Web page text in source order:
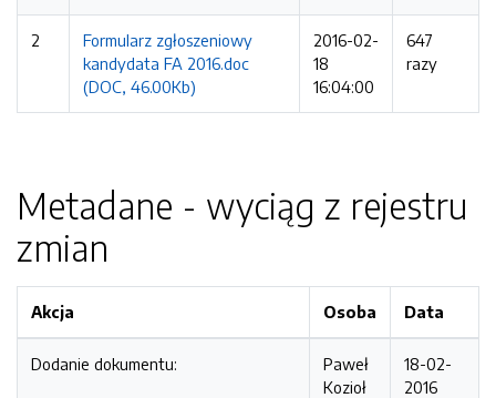
2
Formularz zgłoszeniowy
kandydata FA 2016.doc
(DOC, 46.00Kb)
2016-02-
18
16:04:00
647
razy
Metadane - wyciąg z rejestru
zmian
Akcja Osoba Data
Dodanie dokumentu:
Paweł
Kozioł
18-02-
2016